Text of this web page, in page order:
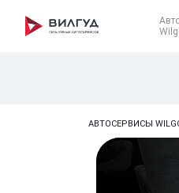
АВТОСЕРВИСЫ